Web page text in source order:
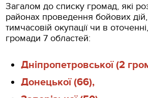
Загалом до списку громад, які
районах проведення бойових
тимчасовій окупації чи в
громади 7 областей:
Дніпропетровської (2
Донецької (66),